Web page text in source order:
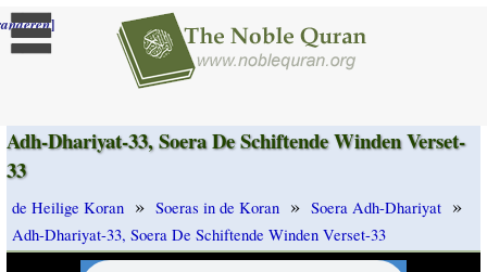
]
Adh-Dhariyat-33, Soera De Schiftende Winden Verset-
33
de Heilige Koran » Soeras in de Koran » Soera Adh-Dhariyat »
Adh-Dhariyat-33, Soera De Schiftende Winden Verset-33